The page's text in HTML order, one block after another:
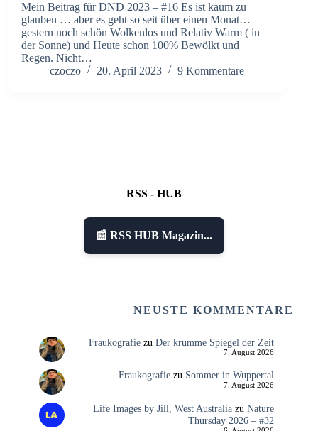
Mein Beitrag für DND 2023 – #16 Es ist kaum zu
glauben … aber es geht so seit über einen Monat…
gestern noch schön Wolkenlos und Relativ Warm ( in
der Sonne) und Heute schon 100% Bewölkt und
Regen. Nicht…
czoczo
20. April 2023 9 Kommentare
RSS - HUB
📰 RSS HUB Magazin...
NEUSTE KOMMENTARE
Fraukografiezu Der krumme Spiegel der Zeit
7. August 2026
Fraukografiezu Sommer in Wuppertal
7. August 2026
Life Images by Jill, West Australiazu Nature
Thursday 2026 – #32